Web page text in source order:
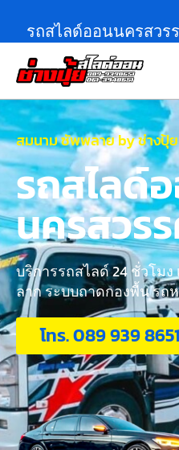
รถสไลด์ออนนครสวร
สมนาม ซัพพลาย by ช่างปุ้
รถสไลด์
นครสวร
บริการรถสไลด์ 24 ชั่วโม
ลาก ระบบถาดกองพื้น รถ
โทร. 089 939 8651